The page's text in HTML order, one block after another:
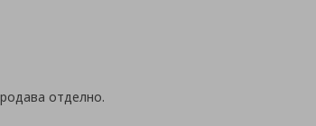
отделно.